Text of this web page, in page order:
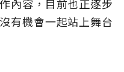
內容，目前也正逐步
有機會一起站上舞台